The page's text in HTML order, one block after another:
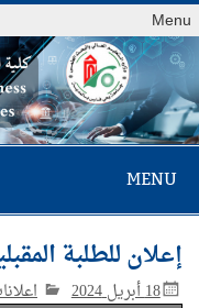
Menu
MENU
إعلان للطلبة
18 أبريل 2024